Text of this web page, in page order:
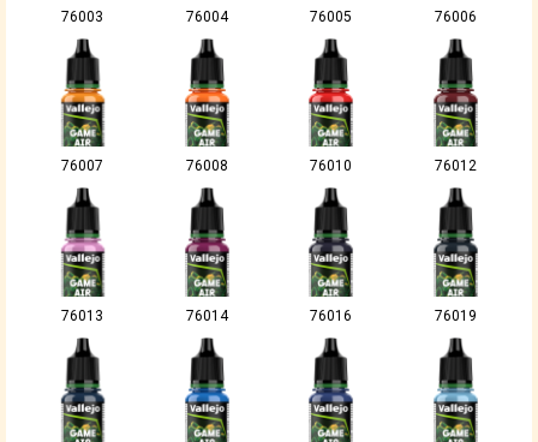
76003 76004 76005 76006
76007 76008 76010 76012
76013 76014 76016 76019